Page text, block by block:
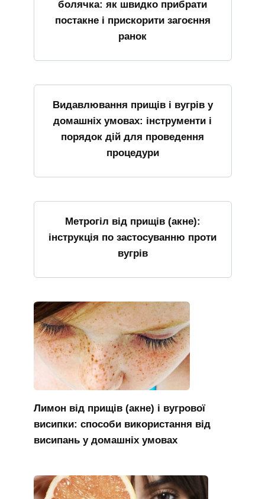
болячка: як швидко прибрати
постакне і прискорити загоєння
ранок
Видавлювання прищів і вугрів у
домашніх умовах: інструменти і
порядок дій для проведення
процедури
Метрогіл від прищів (акне):
інструкція по застосуванню проти
вугрів
Лимон від прищів (акне) і вугрової
висипки: способи використання від
висипань у домашніх умовах